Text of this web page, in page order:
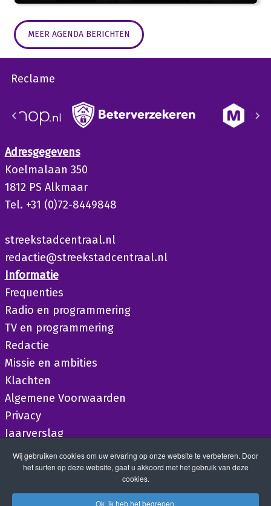
MEER AGENDA BERICHTEN
Reclame
Adresgegevens
Koelmalaan 350
1812 PS Alkmaar
Tel. +31 (0)72-8449848
streekstadcentraal.nl
redactie@streekstadcentraal.nl
Informatie
Frequenties
Radio en programmering
TV en programmering
Redactie
Missie en ambities
Klachten
Algemene Voorwaarden
Privacy
Jaarverslag
Wij gebruiken cookies om uw ervaring op onze website te verbeteren. Door
het surfen op deze website, gaat u akkoord met het gebruik van deze
cookies.
Ok, ik heb het begrepen.